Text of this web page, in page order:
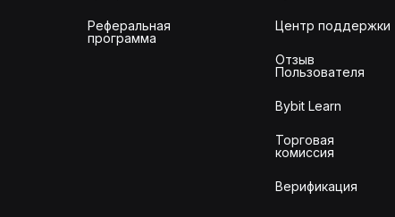
Реферальная
программа
Центр поддержки
Отзыв
Пользователя
Bybit Learn
Торговая
комиссия
Верификация